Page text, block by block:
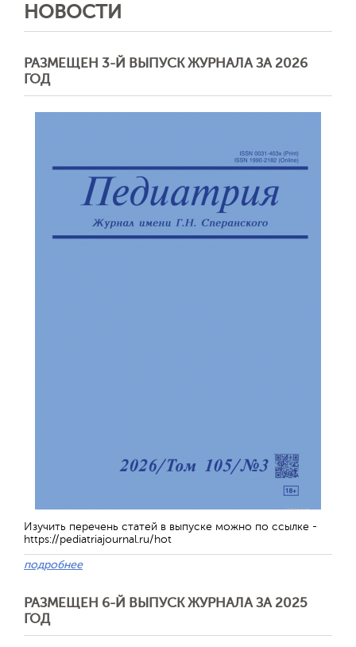
НОВОСТИ
РАЗМЕЩЕН 3-Й ВЫПУСК ЖУРНАЛА ЗА 2026
ГОД
Изучить перечень статей в выпуске можно по ссылке -
https://pediatriajournal.ru/hot
подробнее
РАЗМЕЩЕН 6-Й ВЫПУСК ЖУРНАЛА ЗА 2025
ГОД